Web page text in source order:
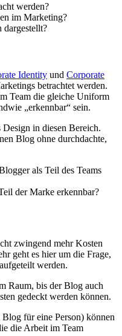
werden?
im Marketing?
dargestellt?
Identity und Corporate
betrachtet werden.
Team die gleiche Uniform
„erkennbar“ sein.
in diesen Bereich.
Blog ohne durchdachte,
als Teil des Teams
der Marke erkennbar?
zwingend mehr Kosten
geht es hier um die Frage,
werden.
Raum, bis der Blog auch
gedeckt werden können.
für eine Person) können
die Arbeit im Team